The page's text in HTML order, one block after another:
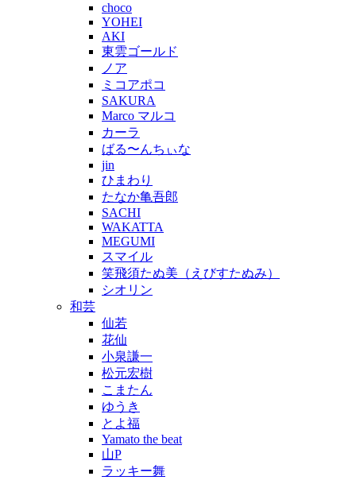
choco
YOHEI
AKI
東雲ゴールド
ノア
ミコアポコ
SAKURA
Marco マルコ
カーラ
ばる〜んちぃな
jin
ひまわり
たなか亀吾郎
SACHI
WAKATTA
MEGUMI
スマイル
笑飛須たぬ美（えびすたぬみ）
シオリン
和芸
仙若
花仙
小泉謙一
松元宏樹
こまたん
ゆうき
とよ福
Yamato the beat
山P
ラッキー舞